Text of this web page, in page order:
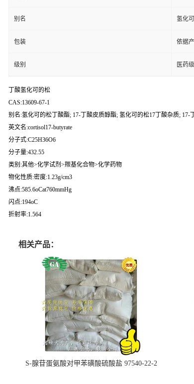
别名 氢化
包装 依据
级别 医药级
丁酸氢化可的松
CAS:13609-67-1
别名:氢化可的松丁酸酯; 17-丁酸皮质醇酯; 氢化可的松17丁酸杂质; 17-
英文名:cortisol17-butyrate
分子式:C25H36O6
分子量:432.55
类别:其他>化学试剂>羰基化合物>化学药物
物化性质:密度:1.23g/cm3
沸点:585.6oCat760mmHg
闪点:194oC
折射率:1.564
相关产品：
S-腺苷蛋氨酸对甲苯磺酸硫酸盐 97540-22-2